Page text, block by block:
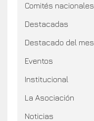
Comités nacionales
Destacadas
Destacado del mes
Eventos
Institucional
La Asociación
Noticias